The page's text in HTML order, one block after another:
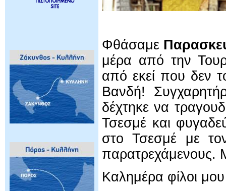
Φθάσαμε
μέρα από την
από εκεί που δεν
Βανδή!
δέχτηκε να
Τσεσμέ και
στο Τσεσμέ με
παρατρεχάμενους.
Καλημέρα φίλοι